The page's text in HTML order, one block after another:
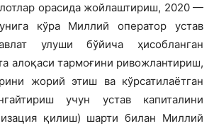
орасида жойлаштириш, 2020 —
кўра Миллий оператор устав
улуши бўйича ҳисобланган
алоқаси тармоғини ривожлантириш,
жорий этиш ва кўрсатилаётган
учун устав капиталини
қилиш) шарти билан Миллий